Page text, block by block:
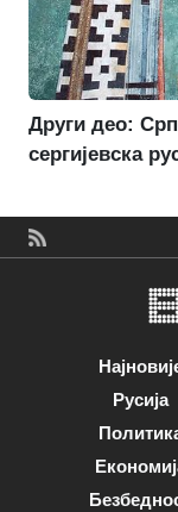
Други део:
сергијевска
Русија